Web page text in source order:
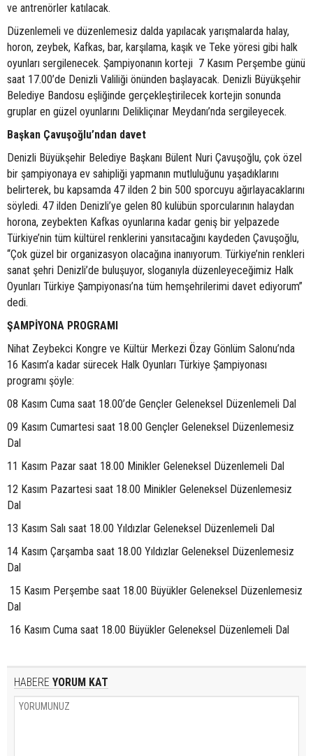
ve antrenörler katılacak.
Düzenlemeli ve düzenlemesiz dalda yapılacak yarışmalarda halay,
horon, zeybek, Kafkas, bar, karşılama, kaşık ve Teke yöresi gibi halk
oyunları sergilenecek. Şampiyonanın korteji 7 Kasım Perşembe günü
saat 17.00’de Denizli Valiliği önünden başlayacak. Denizli Büyükşehir
Belediye Bandosu eşliğinde gerçekleştirilecek kortejin sonunda
gruplar en güzel oyunlarını Delikliçınar Meydanı’nda sergileyecek.
Başkan Çavuşoğlu’ndan davet
Denizli Büyükşehir Belediye Başkanı Bülent Nuri Çavuşoğlu, çok özel
bir şampiyonaya ev sahipliği yapmanın mutluluğunu yaşadıklarını
belirterek, bu kapsamda 47 ilden 2 bin 500 sporcuyu ağırlayacaklarını
söyledi. 47 ilden Denizli’ye gelen 80 kulübün sporcularının halaydan
horona, zeybekten Kafkas oyunlarına kadar geniş bir yelpazede
Türkiye’nin tüm kültürel renklerini yansıtacağını kaydeden Çavuşoğlu,
“Çok güzel bir organizasyon olacağına inanıyorum. Türkiye’nin renkleri
sanat şehri Denizli’de buluşuyor, sloganıyla düzenleyeceğimiz Halk
Oyunları Türkiye Şampiyonası’na tüm hemşehrilerimi davet ediyorum”
dedi.
ŞAMPİYONA PROGRAMI
Nihat Zeybekci Kongre ve Kültür Merkezi Özay Gönlüm Salonu’nda
16 Kasım’a kadar sürecek Halk Oyunları Türkiye Şampiyonası
programı şöyle:
08 Kasım Cuma saat 18.00’de Gençler Geleneksel Düzenlemeli Dal
09 Kasım Cumartesi saat 18.00 Gençler Geleneksel Düzenlemesiz
Dal
11 Kasım Pazar saat 18.00 Minikler Geleneksel Düzenlemeli Dal
12 Kasım Pazartesi saat 18.00 Minikler Geleneksel Düzenlemesiz
Dal
13 Kasım Salı saat 18.00 Yıldızlar Geleneksel Düzenlemeli Dal
14 Kasım Çarşamba saat 18.00 Yıldızlar Geleneksel Düzenlemesiz
Dal
15 Kasım Perşembe saat 18.00 Büyükler Geleneksel Düzenlemesiz
Dal
16 Kasım Cuma saat 18.00 Büyükler Geleneksel Düzenlemeli Dal
HABERE YORUM KAT